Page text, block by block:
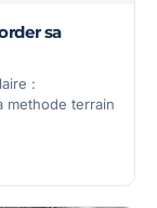
sa
:
methode terrain